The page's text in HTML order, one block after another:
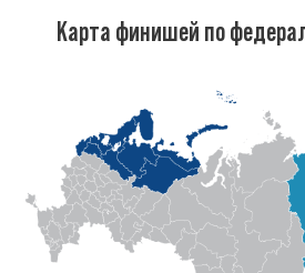
Карта финишей по